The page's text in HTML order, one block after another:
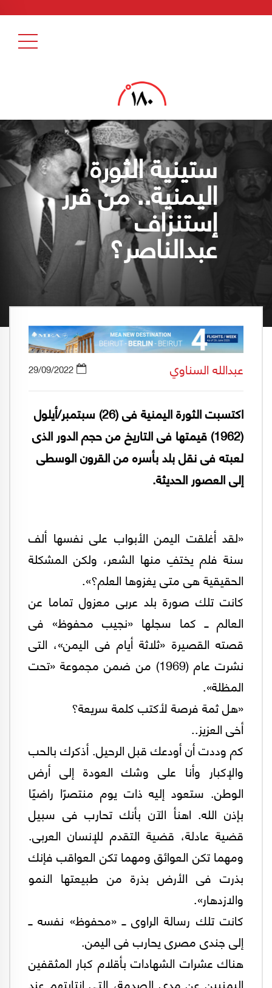
ستينية الثورة
اليمنية.. من قرر
إستنزاف
عبدالناصر؟
عبدالله السناوي 29/09/2022
اكتسبت الثورة اليمنية فى (26) سبتمبر/أيلول
(1962) قيمتها فى التاريخ من حجم الدور الذى
لعبته فى نقل بلد بأسره من القرون الوسطى
إلى العصور الحديثة.
«لقد أغلقت اليمن الأبواب على نفسها ألف
سنة فلم يختفِ منها الشعر، ولكن المشكلة
الحقيقية هى متى يغزوها العلم؟».
كانت تلك صورة بلد عربى معزول تماما عن
العالم ــ كما سجلها «نجيب محفوظ» فى
قصته القصيرة «ثلاثة أيام فى اليمن»، التى
نشرت عام (1969) من ضمن مجموعة «تحت
المظلة».
«هل ثمة فرصة لأكتب كلمة سريعة؟
أخى العزيز..
كم وددت أن أودعك قبل الرحيل. أذكرك بالحب
والإكبار وأنا على وشك العودة إلى أرض
الوطن. ستعود إليه ذات يوم منتصرًا راضيًا
بإذن الله. اهنأ الآن بأنك تحارب فى سبيل
قضية عادلة، قضية التقدم للإنسان العربى.
ومهما تكن العوائق ومهما تكن العواقب فإنك
بذرت فى الأرض بذرة من طبيعتها النمو
والازدهار».
كانت تلك رسالة الراوى ــ «محفوظ» نفسه ــ
إلى جندى مصرى يحارب فى اليمن.
هناك عشرات الشهادات بأقلام كبار المثقفين
اليمنيين عن مدى الصدمة، التى انتابتهم عند